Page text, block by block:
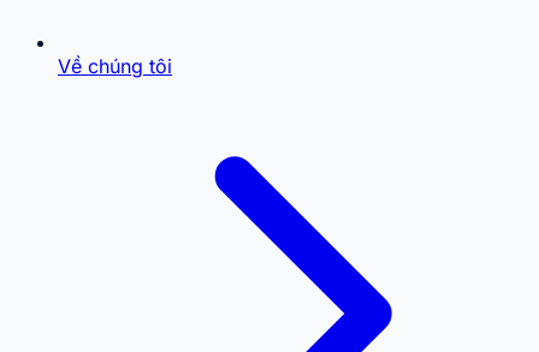
Về chúng tôi